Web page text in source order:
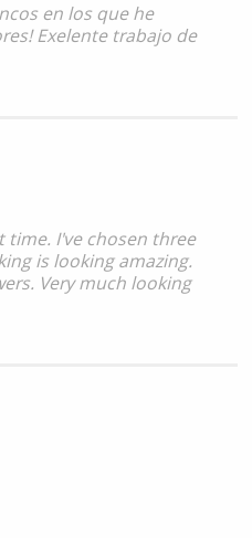
en los que he
Exelente trabajo de
I've chosen three
is looking amazing.
Very much looking